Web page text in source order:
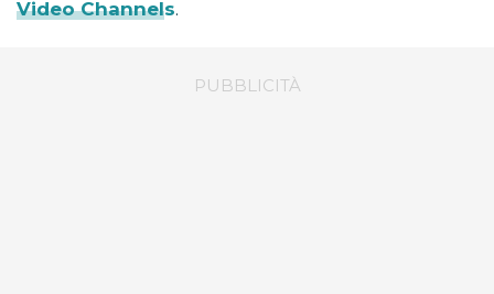
Video Channels.